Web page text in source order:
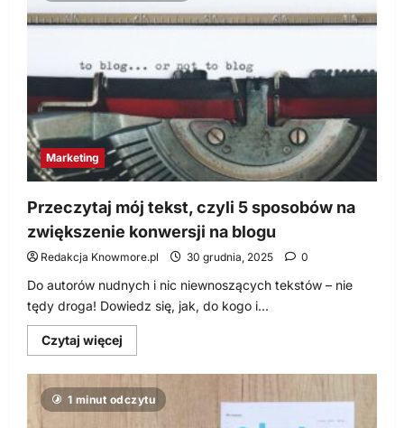
Experience
wpływa
na
Google?
Marketing
Przeczytaj mój tekst, czyli 5 sposobów na
zwiększenie konwersji na blogu
Redakcja Knowmore.pl 30 grudnia, 2025 0
Do autorów nudnych i nic niewnoszących tekstów – nie
tędy droga! Dowiedz się, jak, do kogo i...
Czytaj więcej
się
o
Przeczytaj
mój
tekst,
1 minut odczytu